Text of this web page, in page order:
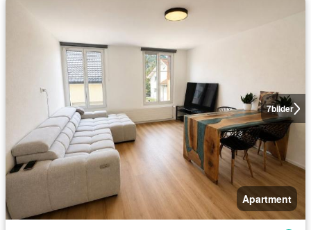
7bilder
Apartment